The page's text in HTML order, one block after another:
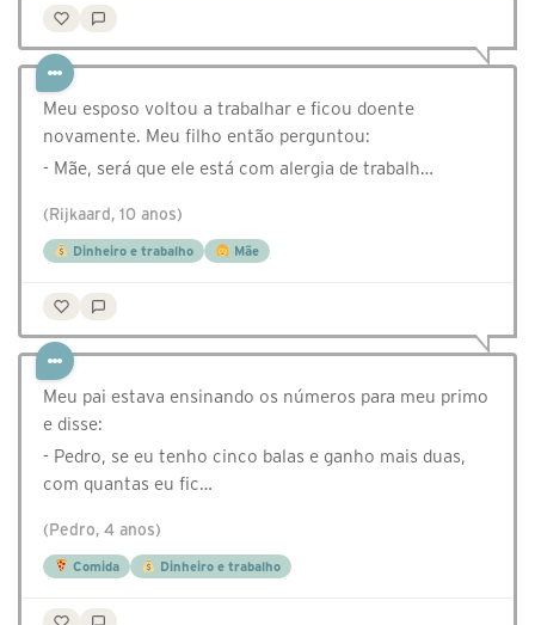
Meu esposo voltou a trabalhar e ficou doente
novamente. Meu filho então perguntou:
- Mãe, será que ele está com alergia de trabalh…
(Rijkaard, 10 anos)
Dinheiro e trabalho Mãe
Meu pai estava ensinando os números para meu primo
e disse:
- Pedro, se eu tenho cinco balas e ganho mais duas,
com quantas eu fic…
(Pedro, 4 anos)
Comida Dinheiro e trabalho